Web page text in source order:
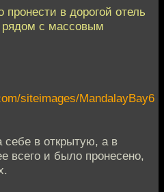
пронести в дорогой отель
рядом с массовым
siteimages/MandalayBay6
себе в открытую, а в
всего и было пронесено,